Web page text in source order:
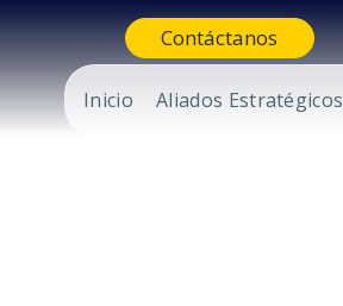
Contáctanos
Inicio Aliados Estratégicos